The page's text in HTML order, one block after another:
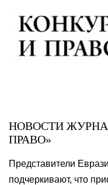
НОВОСТИ
ПРАВО»
Представители
подчеркивают, что